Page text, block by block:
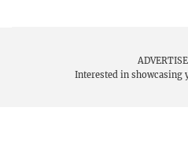
Interested in showcasing